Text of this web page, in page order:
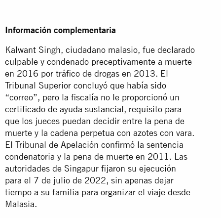
Información complementaria
Kalwant Singh, ciudadano malasio, fue declarado
culpable y condenado preceptivamente a muerte
en 2016 por tráfico de drogas en 2013. El
Tribunal Superior concluyó que había sido
“correo”, pero la fiscalía no le proporcionó un
certificado de ayuda sustancial, requisito para
que los jueces puedan decidir entre la pena de
muerte y la cadena perpetua con azotes con vara.
El Tribunal de Apelación confirmó la sentencia
condenatoria y la pena de muerte en 2011. Las
autoridades de Singapur fijaron su ejecución
para el 7 de julio de 2022, sin apenas dejar
tiempo a su familia para organizar el viaje desde
Malasia.